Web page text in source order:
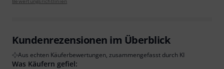
Kundenrezensionen im Überblick
Aus echten Käuferbewertungen, zusammengefasst durch KI
Was Käufern gefiel: